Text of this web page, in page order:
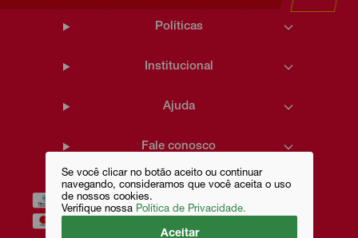
Se você clicar no botão aceito ou continuar
navegando, consideramos que você aceita o uso
de nossos cookies.
Verifique nossa Política de Privacidade.
Aceitar
Políticas
Institucional
Ajuda
Fale conosco